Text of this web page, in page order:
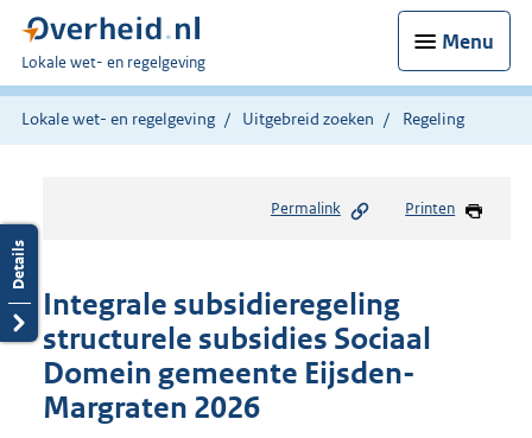
Menu
U
bent
hier:
Lokale wet- en regelgeving
Lokale wet- en regelgeving Uitgebreid zoeken Regeling
Permalink Printen
Integrale subsidieregeling
structurele subsidies Sociaal
Domein gemeente Eijsden-
Margraten 2026